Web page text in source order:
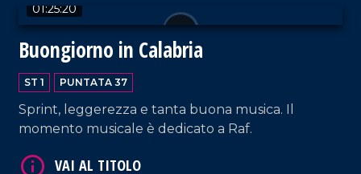
01:25:20
Buongiorno in Calabria
ST 1 PUNTATA 37
Sprint, leggerezza e tanta buona musica. Il
momento musicale è dedicato a Raf.
VAI AL TITOLO